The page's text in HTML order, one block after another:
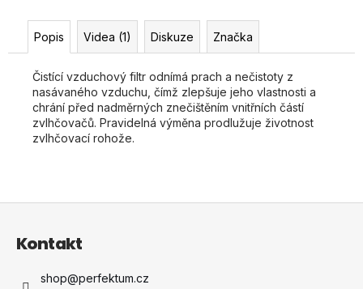
Popis Videa (1) Diskuze Značka
Čistící vzduchový filtr odnímá prach a nečistoty z
nasávaného vzduchu, čímž zlepšuje jeho vlastnosti a
chrání před nadměrných znečištěním vnitřních částí
zvlhčovačů. Pravidelná výměna prodlužuje životnost
zvlhčovací rohože.
68
800
Kč
Z
Kontakt
shop@perfektum.cz